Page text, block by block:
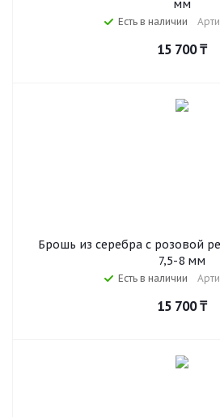
мм
Есть в наличии
15 700₸
Брошь из серебра с розовой
7,5-8 мм
Есть в наличии
15 700₸